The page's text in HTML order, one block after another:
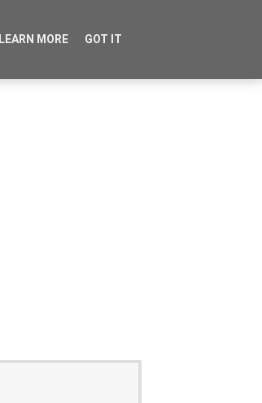
LEARN MORE GOT IT